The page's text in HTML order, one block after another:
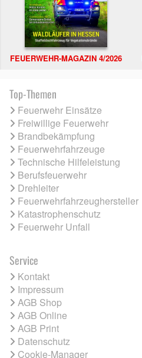
FEUERWEHR-MAGAZIN 4/2026
Top-Themen
Feuerwehr Einsätze
Freiwillige Feuerwehr
Brandbekämpfung
Feuerwehrfahrzeuge
Technische Hilfeleistung
Berufsfeuerwehr
Drehleiter
Feuerwehrfahrzeughersteller
Katastrophenschutz
Feuerwehr Unfall
Service
Kontakt
Impressum
AGB Shop
AGB Online
AGB Print
Datenschutz
Cookie-Manager